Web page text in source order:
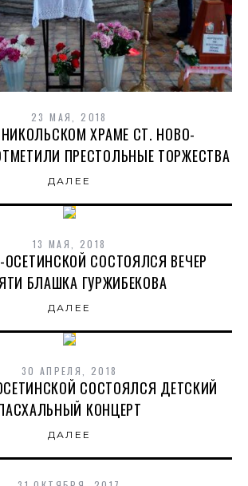
23 МАЯ, 2018
ХРАМЕ СТ. НОВО-
ПРЕСТОЛЬНЫЕ ТОРЖЕСТВА
ДАЛЕЕ
13 МАЯ, 2018
ОСЕТИНСКОЙ СОСТОЯЛСЯ ВЕЧЕР
БЛАШКА ГУРЖИБЕКОВА
ДАЛЕЕ
30 АПРЕЛЯ, 2018
СОСТОЯЛСЯ ДЕТСКИЙ
КОНЦЕРТ
ДАЛЕЕ